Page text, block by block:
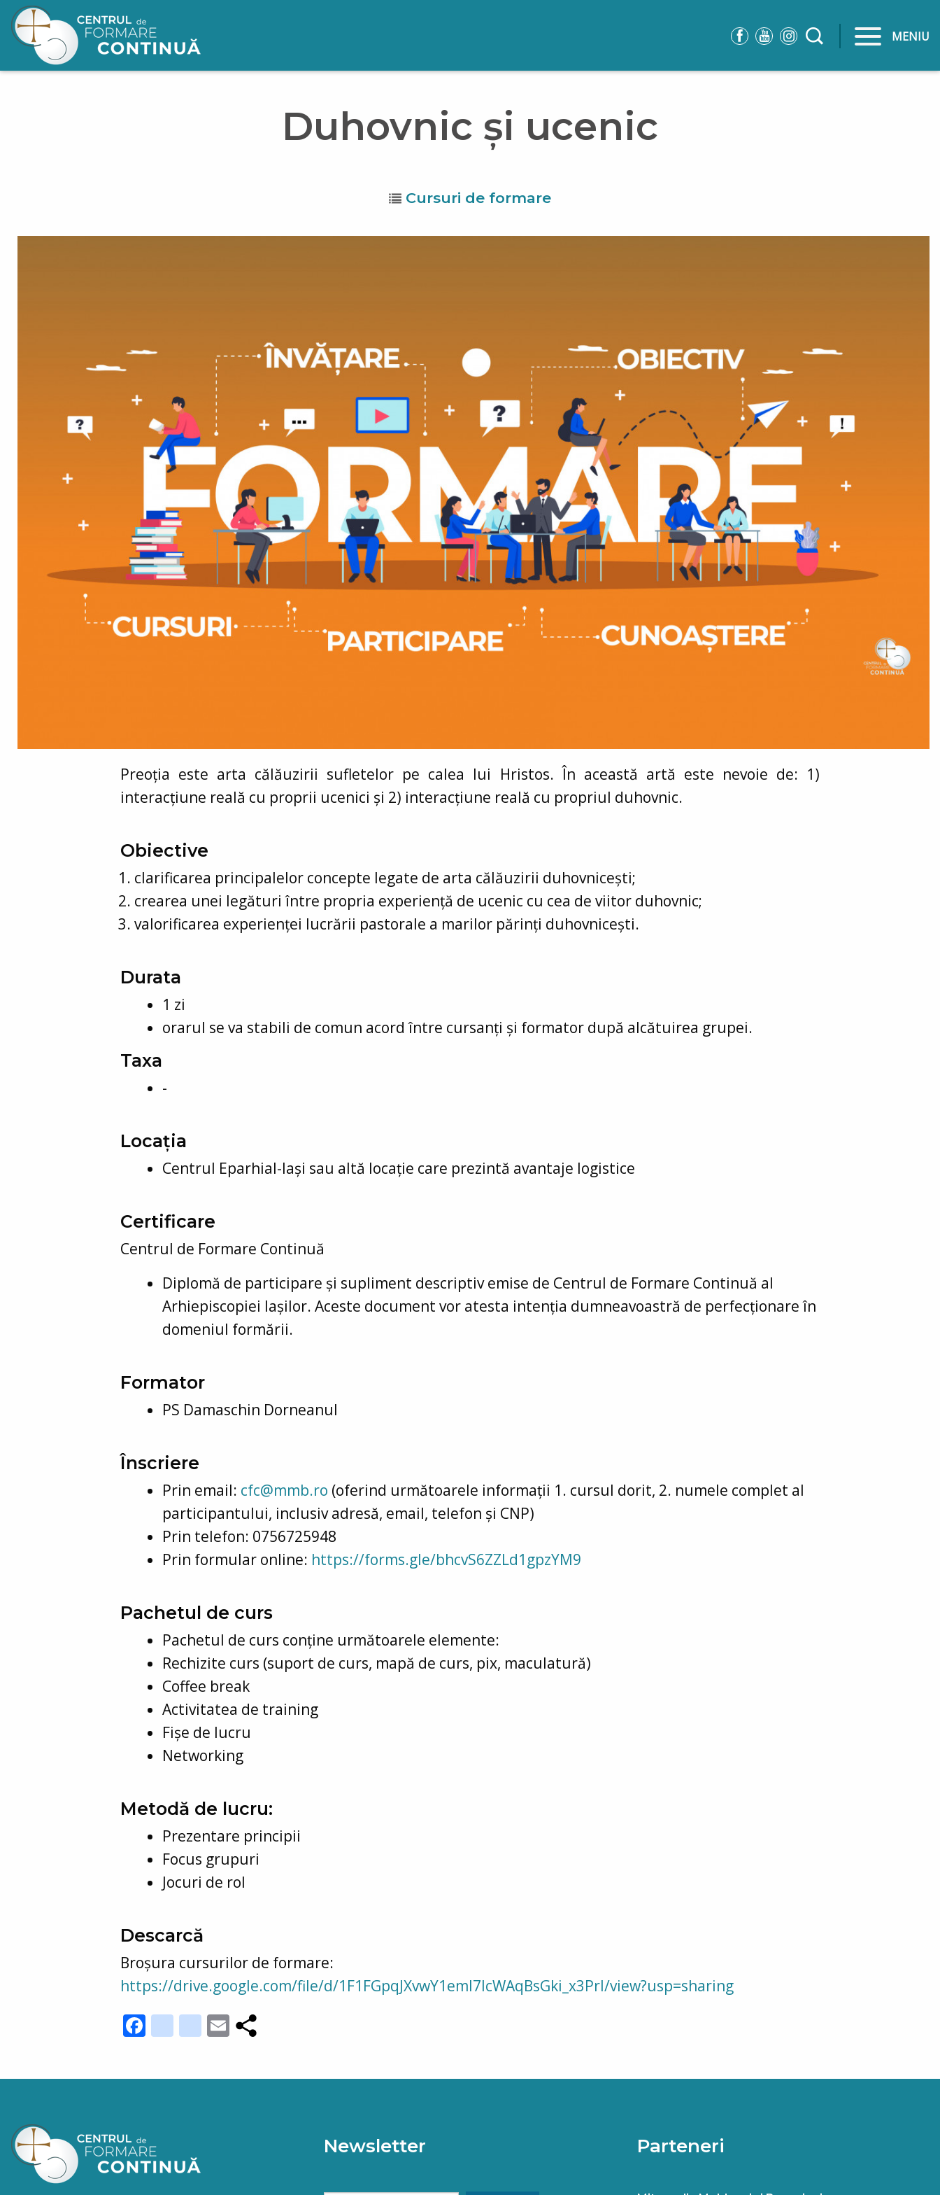
Mergi la conţinutul principal
MENIU
Duhovnic și ucenic
Cursuri de formare
Preoția este arta călăuzirii sufletelor pe calea lui Hristos. În această artă este nevoie de: 1)
interacțiune reală cu proprii ucenici și 2) interacțiune reală cu propriul duhovnic.
Obiective
clarificarea principalelor concepte legate de arta călăuzirii duhovnicești;
crearea unei legături între propria experiență de ucenic cu cea de viitor duhovnic;
valorificarea experienței lucrării pastorale a marilor părinți duhovnicești.
Durata
1 zi
orarul se va stabili de comun acord între cursanți și formator după alcătuirea grupei.
Taxa
-
Locația
Centrul Eparhial-Iași sau altă locație care prezintă avantaje logistice
Certificare
Centrul de Formare Continuă
Diplomă de participare și supliment descriptiv emise de Centrul de Formare Continuă al
Arhiepiscopiei Iașilor. Aceste document vor atesta intenția dumneavoastră de perfecționare în
domeniul formării.
Formator
PS Damaschin Dorneanul
Înscriere
Prin email: cfc@mmb.ro (oferind următoarele informații 1. cursul dorit, 2. numele complet al
participantului, inclusiv adresă, email, telefon și CNP)
Prin telefon: 0756725948
Prin formular online: https://forms.gle/bhcvS6ZZLd1gpzYM9
Pachetul de curs
Pachetul de curs conține următoarele elemente:
Rechizite curs (suport de curs, mapă de curs, pix, maculatură)
Coffee break
Activitatea de training
Fișe de lucru
Networking
Metodă de lucru:
Prezentare principii
Focus grupuri
Jocuri de rol
Descarcă
Broșura cursurilor de formare:
https://drive.google.com/file/d/1F1FGpqJXvwY1eml7IcWAqBsGki_x3PrI/view?usp=sharing
Facebook
youtube_channel
instagram
Email
Newsletter Parteneri